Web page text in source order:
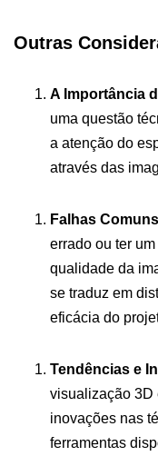
Outras
A Importância
uma questão
a atenção do
através das
Falhas
errado ou ter
qualidade da
se traduz em
eficácia do
Tendências e
visualização 3D
inovações nas
ferramentas